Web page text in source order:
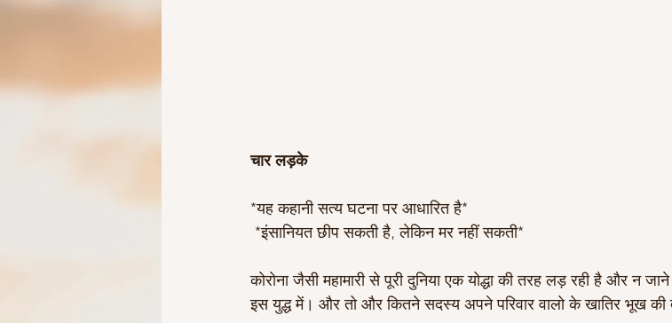
चार लड़के
*यह कहानी सत्य घटना पर आधारित है*
*इंसानियत छीप सकती है, लेकिन मर नहीं सकती*
कोरोना जैसी महामारी से पूरी दुनिया एक योद्धा की तरह लड़ रही है और न
इस युद्ध में। और तो और कितने सदस्य अपने परिवार वालो के खातिर भूख